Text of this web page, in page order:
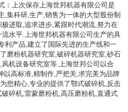
：上次保存上海世邦机器有限公司是
,集科研,生产,销售为一体的大型股份制
进取,追求进步,紧跟时代潮流,努力在
水平.上海世邦机器有限公司生产的具
利产品,建立了国际先进的生产线和一
磨粉机器研究室,破碎机器研究室,砂石
机设备研究室等.上海世邦公司以合
以高标准,精制作,严把关,求完美为品牌
您精心,专业的提供了鄂式破碎机,反击
碎机,雷蒙磨粉机,高压磨粉机,直通式